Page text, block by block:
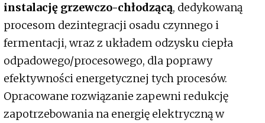
instalację grzewczo-chłodzącą, dedykowaną
procesom dezintegracji osadu czynnego i
fermentacji, wraz z układem odzysku ciepła
odpadowego/procesowego, dla poprawy
efektywności energetycznej tych procesów.
Opracowane rozwiązanie zapewni redukcję
zapotrzebowania na energię elektryczną w